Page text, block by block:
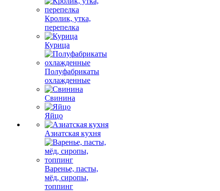
Кролик, утка,
перепелка
Курица
Полуфабрикаты
охлажденные
Свинина
Яйцо
Азиатская кухня
Варенье, пасты,
мёд, сиропы,
топпинг